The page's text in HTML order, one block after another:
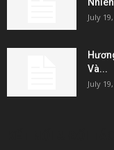
July
Và...
July